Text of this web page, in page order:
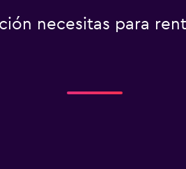
necesitas para